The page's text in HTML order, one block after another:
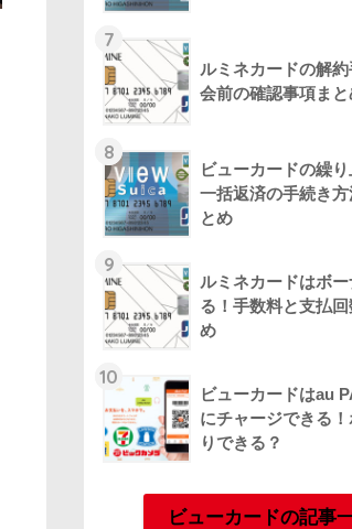
7
ルミネカードの解
会前の確認事項まと
8
ビューカードの繰
一括返済の手続き
とめ
9
ルミネカードはボー
る！手数料と支払
め
10
ビューカードはau
にチャージできる
りできる？
ビューカードの記事